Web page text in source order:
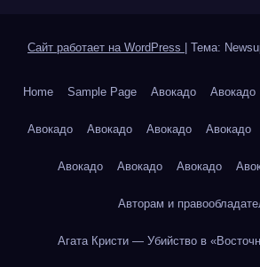
Сайт работает на WordPress Тема:
Home Sample Page Авокадо Авокадо
Авокадо Авокадо Авокадо Авокадо
Авокадо Авокадо Авокадо
Авторам и
Агата Кристи — Убийство в